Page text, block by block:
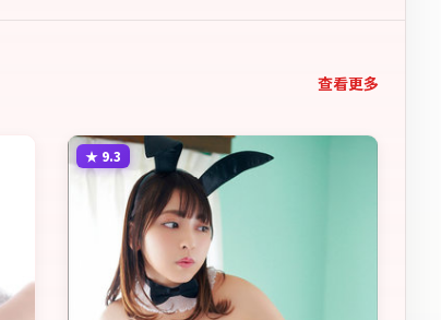
查看更多
★ 9.3